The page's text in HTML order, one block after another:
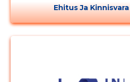
Ehitus Ja Kinnisvara